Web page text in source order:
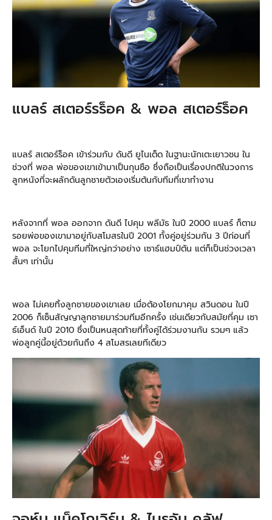
แบลร์ สเตอร์รร็อค & พอล สเตอร์ร็อค
แบลร์ สเตอร์ร็อค เข้าร่วมกับ ดันดี ยูไนเต็ด ในฐานะนักเตะเยาวชน ใน
ช่วงที่ พอล พ่อของเขาเข้ามาเป็นกุนซือ ซึ่งถือเป็นเรื่องปกติในวงการ
ลูกหนังที่จะผลักดันลูกชายตัวเองเริ่มต้นกับทีมที่เขาทำงาน
หลังจากที่ พอล ออกจาก ดันดี ไปคุม พลีมัธ ในปี 2000 แบลร์ ก็ตาม
รอยพ่อของเขามาอยู่กับสโมสรในปี 2001 ทั้งคู่อยู่ร่วมกัน 3 ปีก่อนที่
พอล จะโยกไปคุมทีมที่ใหญ่กว่าอย่าง เซาธ์แฮมป์ตัน แต่ก็เป็นช่วงเวลา
สั้นๆ เท่านั้น
พอล ไม่เคยทิ้งลูกชายของเขาเลย เมื่อต้องโยกมาคุม สวินดอน ในปี
2006 ก็เซ็นสัญญาลูกชายมาร่วมทีมอีกครั้ง เช่นเดียวกับสมัยที่คุม เซา
ธ์เอ็นด์ ในปี 2010 ซึ่งเป็นหนสุดท้ายที่ทั้งคู่ได้ร่วมงานกัน รวมๆ แล้ว
พ่อลูกคู่นี้อยู่ด้วยกันถึง 4 สโมสรเลยทีเดียว